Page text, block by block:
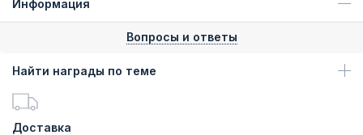
Информация
Вопросы и ответы
Найти награды по теме
Доставка